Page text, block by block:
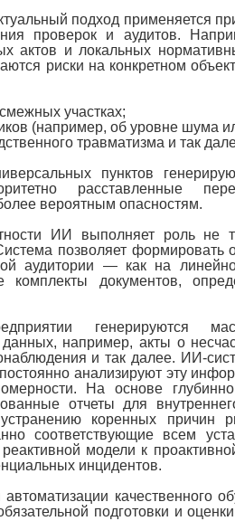
подход применяется
проверок и аудитов.
актов и локальных
риски на конкретном
участках;
(например, об уровне шума
травматизма и так
пунктов
расставленные
вероятным опасностям.
ИИ выполняет роль не
позволяет формировать
аудитории — как на
комплекты документов,
генерируются
данных, например, акты о
и так далее. ИИ-
анализируют эту
На основе
отчеты для
коренных причин
соответствующие всем
модели к
инцидентов.
качественного
подготовки и